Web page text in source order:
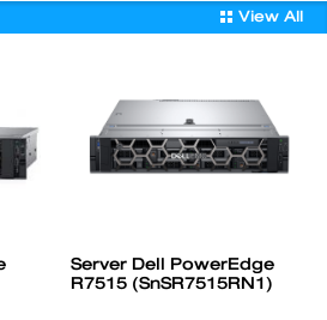
View All
Server Dell PowerEdge
R7515 (SnSR7515RN1)